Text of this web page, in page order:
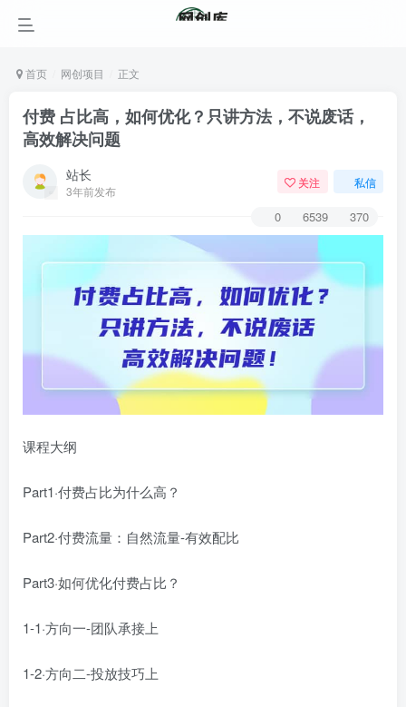
首页 网创项目 正文
付费 占比高，如何优化？只讲方法，不说废话，
高效解决问题
站长
3年前发布
关注 私信
0 6539 370
课程大纲
Part1·付费占比为什么高？
Part2·付费流量：自然流量-有效配比
Part3·如何优化付费占比？
1-1·方向一-团队承接上
1-2·方向二-投放技巧上